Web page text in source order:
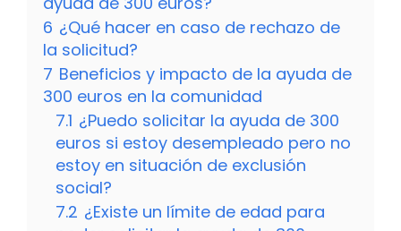
6 ¿Qué hacer en caso de rechazo de
la solicitud?
7 Beneficios y impacto de la ayuda de
300 euros en la comunidad
7.1 ¿Puedo solicitar la ayuda de 300
euros si estoy desempleado pero no
estoy en situación de exclusión
social?
7.2 ¿Existe un límite de edad para